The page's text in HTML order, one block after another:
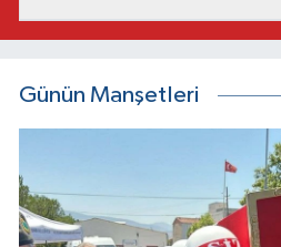
Günün Manşetleri